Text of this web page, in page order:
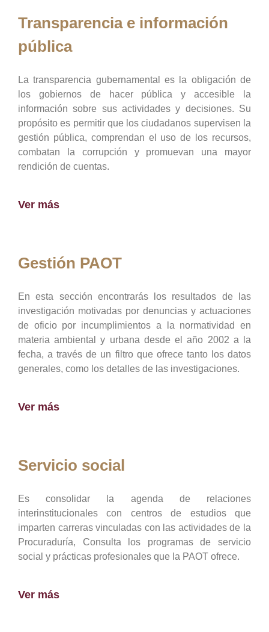
Transparencia e información
pública
La transparencia gubernamental es la obligación de
los gobiernos de hacer pública y accesible la
información sobre sus actividades y decisiones. Su
propósito es permitir que los ciudadanos supervisen la
gestión pública, comprendan el uso de los recursos,
combatan la corrupción y promuevan una mayor
rendición de cuentas.
Ver más
Gestión PAOT
En esta sección encontrarás los resultados de las
investigación motivadas por denuncias y actuaciones
de oficio por incumplimientos a la normatividad en
materia ambiental y urbana desde el año 2002 a la
fecha, a través de un filtro que ofrece tanto los datos
generales, como los detalles de las investigaciones.
Ver más
Servicio social
Es consolidar la agenda de relaciones
interinstitucionales con centros de estudios que
imparten carreras vinculadas con las actividades de la
Procuraduría, Consulta los programas de servicio
social y prácticas profesionales que la PAOT ofrece.
Ver más